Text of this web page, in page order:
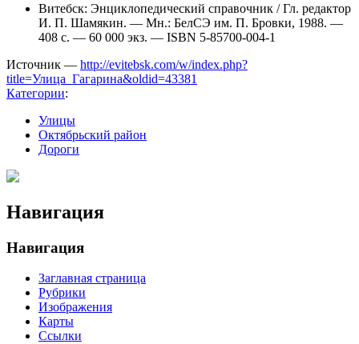
Витебск: Энциклопедический справочник / Гл. редактор
И. П. Шамякин. — Мн.: БелСЭ им. П. Бровки, 1988. —
408 с. — 60 000 экз. — ISBN 5-85700-004-1
Источник — http://evitebsk.com/w/index.php?
title=Улица_Гагарина&oldid=43381
Категории:
Улицы
Октябрьский район
Дороги
Навигация
Навигация
Заглавная страница
Рубрики
Изображения
Карты
Ссылки